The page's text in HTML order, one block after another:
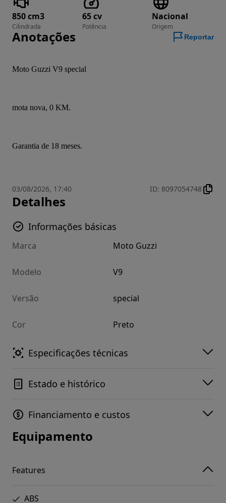
850 cm3
Cilindrada
65 cv
Potência
Nacional
Origem
Anotações Reportar
Moto Guzzi V9 special
mota nova, 0 KM.
Garantia de 18 meses.
03/08/2026, 17:40 ID: 8097054748
Detalhes
Informações básicas
Marca Moto Guzzi
Modelo V9
Versão special
Cor Preto
Especificações técnicas
Estado e histórico
Financiamento e custos
Equipamento
Features
ABS